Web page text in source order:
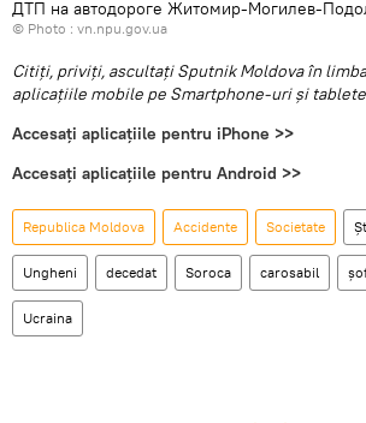
ДТП на автодороге Житомир-Могилев-
© Photo : vn.npu.gov.ua
Citiţi, priviţi, ascultaţi Sputnik Moldova în
aplicaţiile mobile pe Smartphone-uri şi
Accesaţi aplicaţiile pentru iPhone >>
Accesaţi aplicaţiile pentru Android >>
Republica Moldova Accidente Societate
Ungheni decedat Soroca carosabil
Ucraina